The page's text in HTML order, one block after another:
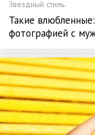
Звездный стиль.
Такие
фотографией с